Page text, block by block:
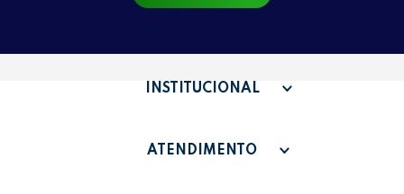
INSTITUCIONAL
QUEM SOMOS
ATENDIMENTO